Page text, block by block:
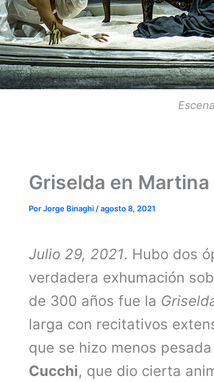
Griselda en Martina
PorJorge Binaghi /agosto 8, 2021
Julio 29, 2021. Hubo dos
verdadera exhumación
de 300 años fue la
larga con recitativos
que se hizo menos
Cucchi, que dio cierta